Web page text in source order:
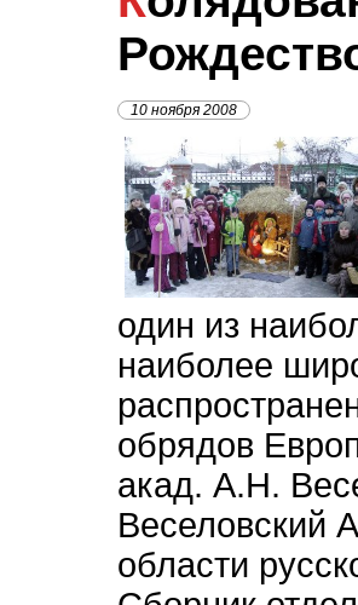
10 ноября 2008
один из
наиболее
обрядов
акад. А.Н.
Веселовский
области